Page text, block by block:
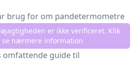
brug for om pandetermometre
er ikke verificeret. Klik
se nærmere information
omfattende guide til